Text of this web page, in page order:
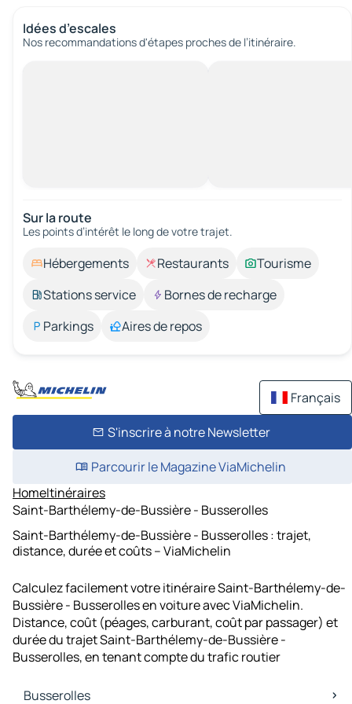
Idées d’escales
Nos recommandations d'étapes proches de l’itinéraire.
Sur la route
Les points d’intérêt le long de votre trajet.
Hébergements Restaurants
Tourisme
Stations service
Bornes de recharge
Parkings
Aires de repos
Français
S'inscrire à notre Newsletter
Parcourir le Magazine ViaMichelin
HomeItinéraires
Saint-Barthélemy-de-Bussière - Busserolles
Saint-Barthélemy-de-Bussière - Busserolles : trajet,
distance, durée et coûts – ViaMichelin
Calculez facilement votre itinéraire Saint-Barthélemy-de-
Bussière - Busserolles en voiture avec ViaMichelin.
Distance, coût (péages, carburant, coût par passager) et
durée du trajet Saint-Barthélemy-de-Bussière -
Busserolles, en tenant compte du trafic routier
Busserolles